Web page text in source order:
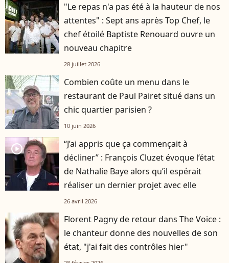
"Le repas n'a pas été à la hauteur de nos
attentes" : Sept ans après Top Chef, le
chef étoilé Baptiste Renouard ouvre un
nouveau chapitre
28 juillet 2026
Combien coûte un menu dans le
restaurant de Paul Pairet situé dans un
chic quartier parisien ?
10 juin 2026
player2
“J’ai appris que ça commençait à
décliner” : François Cluzet évoque l’état
de Nathalie Baye alors qu’il espérait
réaliser un dernier projet avec elle
26 avril 2026
Florent Pagny de retour dans The Voice :
le chanteur donne des nouvelles de son
état, "j'ai fait des contrôles hier"